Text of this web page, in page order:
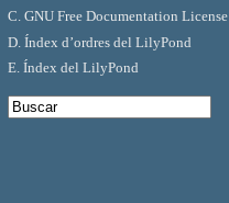
C. GNU Free Documentation License
D. Índex d’ordres del LilyPond
E. Índex del LilyPond